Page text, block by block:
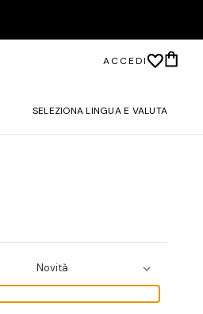
ACCEDI
SELEZIONA LINGUA E VALUTA